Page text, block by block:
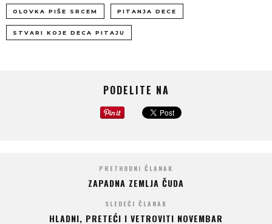
OLOVKA PIŠE SRCEM PITANJA DECE
STVARI KOJE DECA PITAJU
PODELITE NA
PRETHODNI ČLANAK
ZAPADNA ZEMLJA ČUDA
SLEDEĆI ČLANAK
HLADNI, PRETEĆI I VETROVITI NOVEMBAR